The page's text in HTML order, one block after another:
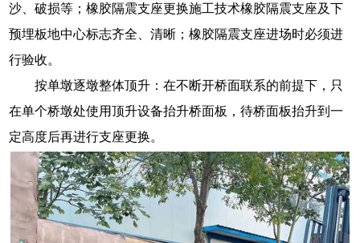
沙、破损等；橡胶隔震支座更换施工技术橡胶隔震支座及下
预埋板地中心标志齐全、清晰；橡胶隔震支座进场时必须进
行验收。
按单墩逐墩整体顶升：在不断开桥面联系的前提下，只
在单个桥墩处使用顶升设备抬升桥面板，待桥面板抬升到一
定高度后再进行支座更换。